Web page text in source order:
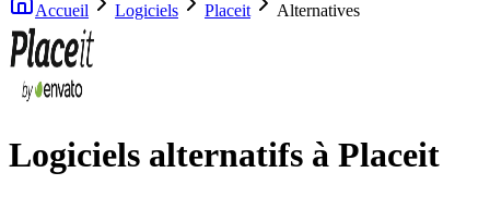
Accueil Logiciels Placeit Alternatives
Logiciels alternatifs à Placeit